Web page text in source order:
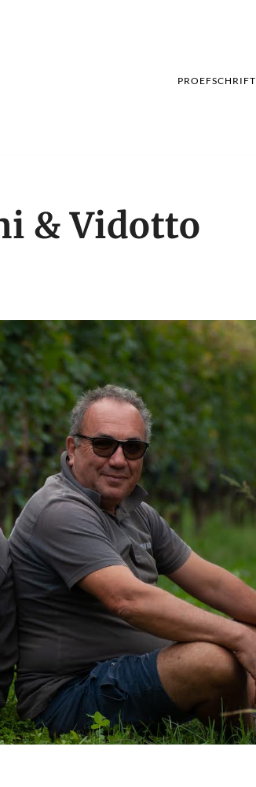
PROEFSCHRIFT
& Vidotto